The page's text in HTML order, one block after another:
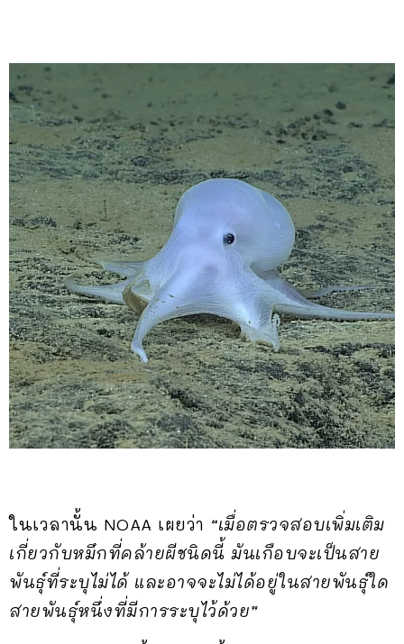
ในเวลานั้น NOAA เผยว่า “เมื่อตรวจสอบเพิ่มเติม
เกี่ยวกับหมึกที่คล้ายผีชนิดนี้ มันเกือบจะเป็นสาย
พันธุ์ที่ระบุไม่ได้ และอาจจะไม่ได้อยู่ในสายพันธุ์ใด
สายพันธุ์หนึ่งที่มีการระบุไว้ด้วย”